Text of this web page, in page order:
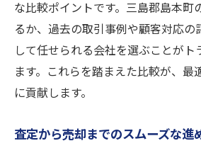
な比較ポイントです。三島郡島本町
るか、過去の取引事例や顧客対応の
して任せられる会社を選ぶことがト
ます。これらを踏まえた比較が、最
に貢献します。
査定から売却までのスムーズな進